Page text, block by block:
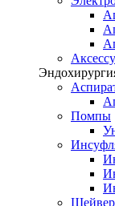
Помпы
Шейвер